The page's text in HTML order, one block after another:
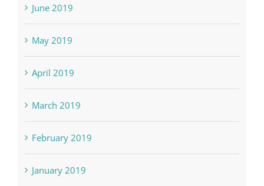
June 2019
May 2019
April 2019
March 2019
February 2019
January 2019